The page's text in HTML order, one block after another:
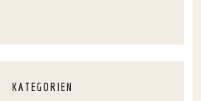
KATEGORIEN